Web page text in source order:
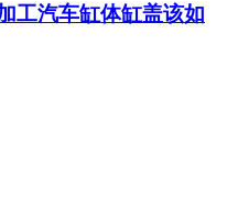
工汽车缸体缸盖该如